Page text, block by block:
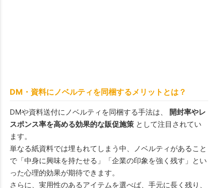
DM・資料にノベルティを同梱するメリットとは？
DMや資料送付にノベルティを同梱する手法は、 開封率やレ
スポンス率を高める効果的な販促施策 として注目されてい
ます。
単なる紙資料では埋もれてしまう中、ノベルティがあること
で「中身に興味を持たせる」「企業の印象を強く残す」とい
った心理的効果が期待できます。
さらに、実用性のあるアイテムを選べば、手元に長く残り、